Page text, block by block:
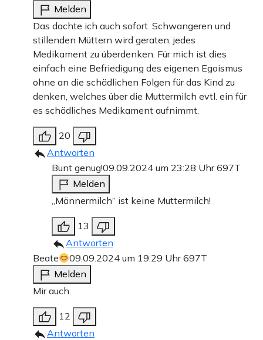
Melden
Das dachte ich auch sofort. Schwangeren und
stillenden Müttern wird geraten, jedes
Medikament zu überdenken. Für mich ist dies
einfach eine Befriedigung des eigenen Egoismus
ohne an die schädlichen Folgen für das Kind zu
denken, welches über die Muttermilch evtl. ein für
es schädliches Medikament aufnimmt.
20
Antworten
Bunt genug!09.09.2024 um 23:28 Uhr697T
Melden
„Männermilch“ ist keine Muttermilch!
13
Antworten
Beate
09.09.2024 um 19:29 Uhr697T
Melden
Mir auch.
12
Antworten